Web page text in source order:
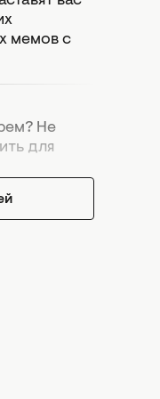
мемов с
Не
для